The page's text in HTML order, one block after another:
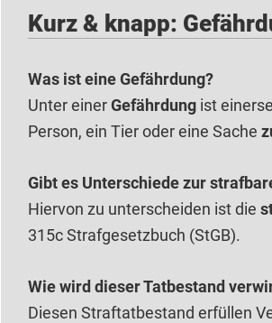
Kurz & knapp:
Was ist eine Gefährdung?
Unter einerGefährdung ist
Person, ein Tier oder eine Sache
Gibt es Unterschiede zur
Hiervon zu unterscheiden ist die
315c Strafgesetzbuch (StGB).
Wie wird dieser Tatbestand
Diesen Straftatbestand erfüllen